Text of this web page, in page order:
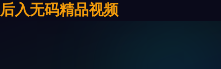
后入无码精品视频